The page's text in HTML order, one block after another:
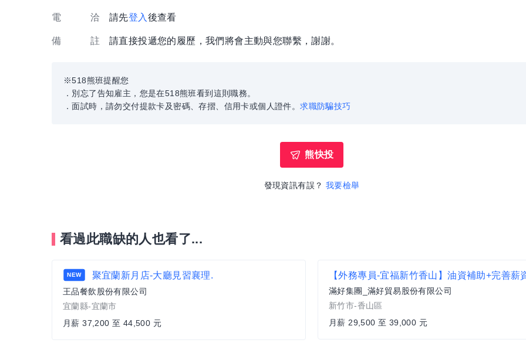
電 洽 請先登入 後查看
備 註 請直接投遞您的履歷，我們將會主動與您聯繫，謝謝。
※518熊班提醒您
．別忘了告知雇主，您是在518熊班看到這則職務。
．面試時，請勿交付提款卡及密碼、存摺、信用卡或個人證件。求職防騙技巧
熊快投
發現資訊有誤？ 我要檢舉
看過此職缺的人也看了...
NEW 聚宜蘭新月店-大廳見習襄理.
王品餐飲股份有限公司
宜蘭縣-宜蘭市
月薪 37,200 至 44,500 元
滿好集團_滿好貿易股份有限公司
新竹市-香山區
月薪 29,500 至 39,000 元